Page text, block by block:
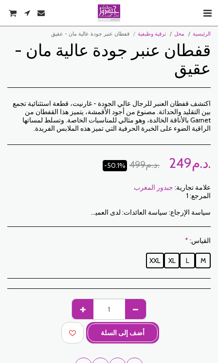
الرئيسية محل ترقية وظيفية قفطان عنبر جودة عالية مان - عقيق
قفطان عنبر جودة عالية مان -
عقيق
اكتشف قفطان العنبر للرجال عالي الجودة - غارنيت، قطعة استثنائية تجمع
بين التقليد والحداثة. مصنوع من أجود الأقمشة، يتميز هذا القفطان من
Garnet بالأناقة الخالدة، وهو مثالي للمناسبات الخاصة. وتسلط لمساتها
الراقية الضوء على الخبرة الحرفية التي تميز هذه الملابس الفريدة.
249 د.م. 499 د.م. -50.1%
علامة تجارية: جبدور المغرب
المرجع: 1
سياسة الإرجاع: سياسة العائدات: لدى العميل فترة 7 أيام عمل من تاريخ الاستلام لإرجاع العناصر المطلوبة إما لاسترداد الأموال أو للاستبدال. فقط العناصر التي تم إرجاعها في الوقت المحدد ، في عبواتها الأصلية ، يمكن استبدالها غير المغسولة وغير الملبوسة. للإرجاع ، يرجى إخطارنا على العناوين التالية: jabadormaroc17@gmail.com/ jabador.maroc@gmail.com يجب أن يكون كل تبديل أو إرجاع مصحوبًا برقم هاتفك ورغبتك في التبادل. تكاليف الإرجاع هي مسؤولية العميل. سيتعين على العميل تنظيم النقل بوسائله الخاصة. في حالة الإرجاع ، وبعد استلام البضائع من قبل جبدور المغرب ، سيتم تعويض العميل في غضون 10 أيام. الحالات التي يمكن فيها تبادل المنتجات: - خطأ في الحجم المطلوب (حجم التسليم يختلف عن الحجم المطلوب) - خطأ في اللون المطلوب (تم تسليم لون مختلف عن الحجم المطلوب) الحالات التي يمكن فيها تعويض المنتجات: - خطأ في الحجم أو اللون المطلوب متبوعًا بنفاد المخزون - في الحالات المذكورة أعلاه يجب إعادة المنتجات إلينا في الحالة التي استلمتها بها مع جميع العناصر (الملحقات والتعبئة والتعليمات وما إلى ذلك). سيتم السداد عن طريق الدفع أو التحويل المصرفي. لا يمكن إرجاع أو استبدال المنتجات المعروضة للبيع أو الترويج.
القياس: *
M
L
XL
XXL
أضف إلى السلة